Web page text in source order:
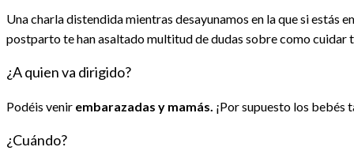
Una charla distendida mientras desayunamos en la que si
postparto te han asaltado multitud de dudas sobre como cuidar
¿A quien va dirigido?
Podéis venir embarazadas y mamás. ¡Por supuesto los bebés
¿Cuándo?